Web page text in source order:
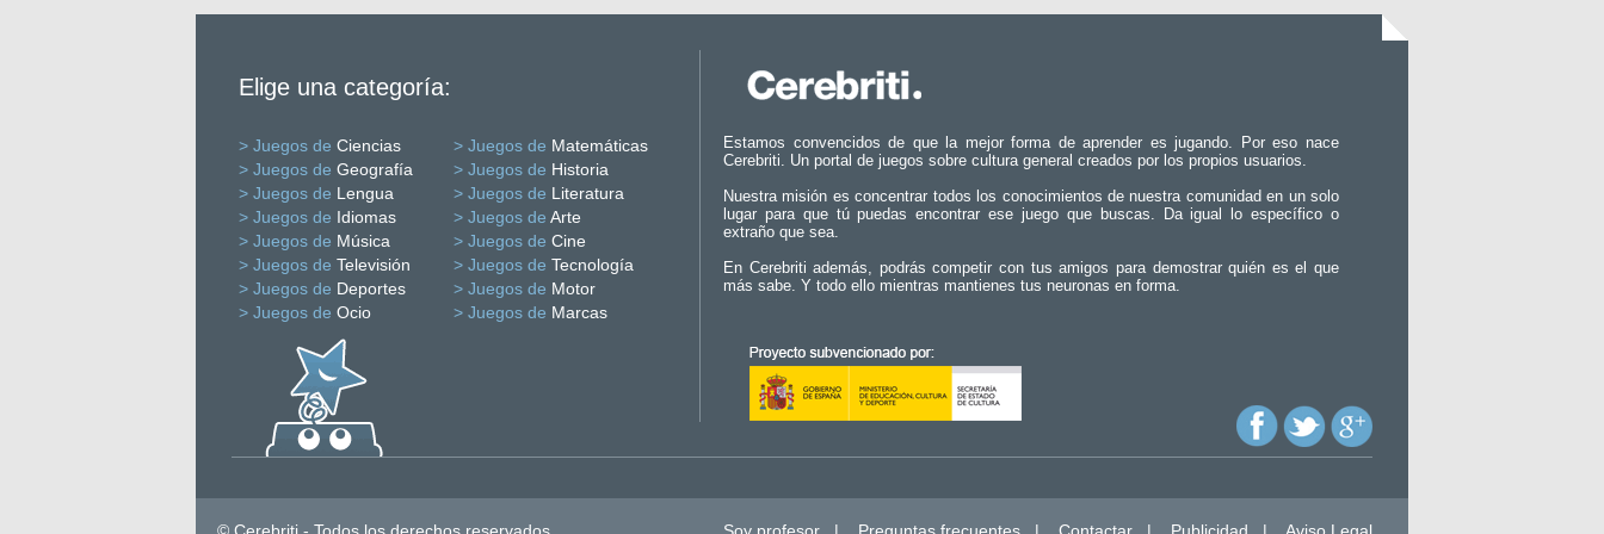
Elige una categoría:
> Juegos de Ciencias > Juegos de Matemáticas
> Juegos de Geografía > Juegos de Historia
> Juegos de Lengua > Juegos de Literatura
> Juegos de Idiomas > Juegos de Arte
> Juegos de Música > Juegos de Cine
> Juegos de Televisión > Juegos de Tecnología
> Juegos de Deportes > Juegos de Motor
> Juegos de Ocio > Juegos de Marcas
Estamos convencidos de que la mejor forma de aprender es jugando. Por eso nace
Cerebriti. Un portal de juegos sobre cultura general creados por los propios usuarios.
Nuestra misión es concentrar todos los conocimientos de nuestra comunidad en un solo
lugar para que tú puedas encontrar ese juego que buscas. Da igual lo específico o
extraño que sea.
En Cerebriti además, podrás competir con tus amigos para demostrar quién es el que
más sabe. Y todo ello mientras mantienes tus neuronas en forma.